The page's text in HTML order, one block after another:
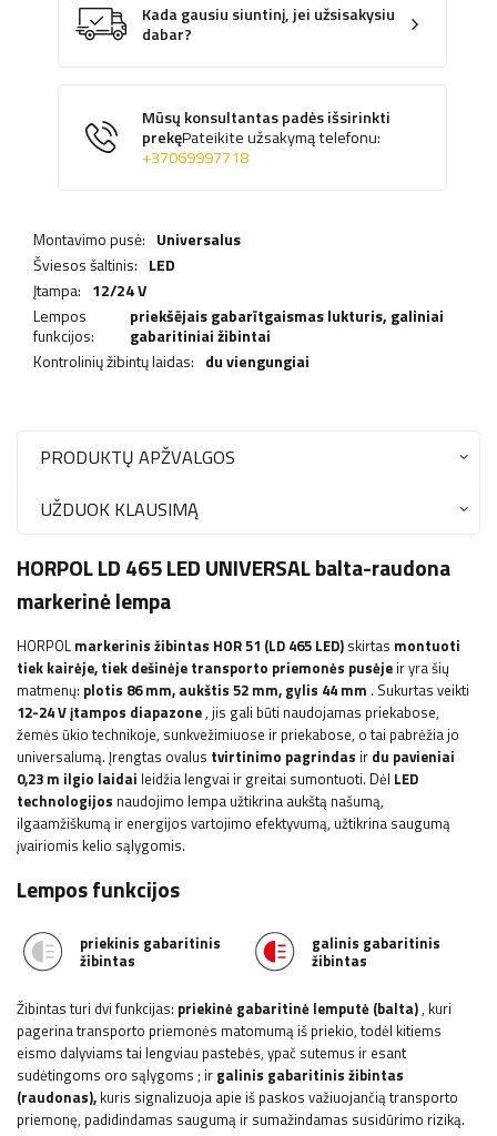
Kada gausiu siuntinį, jei užsisakysiu
dabar?
Mūsų konsultantas padės išsirinkti
prekęPateikite užsakymą telefonu:
+37069997718
Montavimo pusė: Universalus
Šviesos šaltinis: LED
Įtampa: 12/24 V
Lempos
funkcijos:
priekšējais gabarītgaismas lukturis, galiniai
gabaritiniai žibintai
Kontrolinių žibintų laidas: du viengungiai
PRODUKTŲ APŽVALGOS
UŽDUOK KLAUSIMĄ
HORPOL LD 465 LED UNIVERSAL balta-raudona
markerinė lempa
HORPOL markerinis žibintas HOR 51 (LD 465 LED) skirtas montuoti
tiek kairėje, tiek dešinėje transporto priemonės pusėje ir yra šių
matmenų: plotis 86 mm, aukštis 52 mm, gylis 44 mm . Sukurtas veikti
12-24 V įtampos diapazone, jis gali būti naudojamas priekabose,
žemės ūkio technikoje, sunkvežimiuose ir priekabose, o tai pabrėžia jo
universalumą. Įrengtas ovalus tvirtinimo pagrindas ir du pavieniai
0,23 m ilgio laidai leidžia lengvai ir greitai sumontuoti. Dėl LED
technologijos naudojimo lempa užtikrina aukštą našumą,
ilgaamžiškumą ir energijos vartojimo efektyvumą, užtikrina saugumą
įvairiomis kelio sąlygomis.
Lempos funkcijos
priekinis gabaritinis
žibintas
galinis gabaritinis
žibintas
Žibintas turi dvi funkcijas: priekinė gabaritinė lemputė (balta), kuri
pagerina transporto priemonės matomumą iš priekio, todėl kitiems
eismo dalyviams tai lengviau pastebės, ypač sutemus ir esant
sudėtingoms oro sąlygoms ; ir galinis gabaritinis žibintas
(raudonas), kuris signalizuoja apie iš paskos važiuojančią transporto
priemonę, padidindamas saugumą ir sumažindamas susidūrimo riziką.